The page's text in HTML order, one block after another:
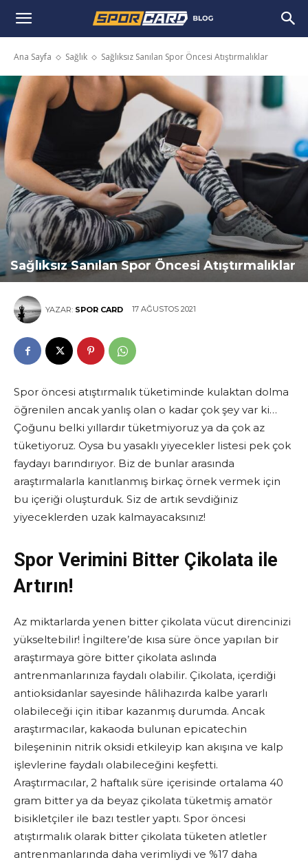
Ana Sayfa Sağlık Sağlıksız Sanılan Spor Öncesi Atıştırmalıklar
Sağlıksız Sanılan Spor Öncesi Atıştırmalıklar
YAZAR: SPOR CARD 17 AĞUSTOS 2021
Spor öncesi atıştırmalık tüketiminde kulaktan dolma
öğrenilen ancak yanlış olan o kadar çok şey var ki…
Çoğunu belki yıllardır tüketmiyoruz ya da çok az
tüketiyoruz. Oysa bu yasaklı yiyecekler listesi pek çok
faydayı barındırıyor. Biz de bunlar arasında
araştırmalarla kanıtlanmış birkaç örnek vermek için
bu içeriği oluşturduk. Siz de artık sevdiğiniz
yiyeceklerden uzak kalmayacaksınız!
Spor Verimini Bitter Çikolata ile
Artırın!
Az miktarlarda yenen bitter çikolata vücut direncinizi
yükseltebilir! İngiltere’de kısa süre önce yapılan bir
araştırmaya göre bitter çikolata aslında
antrenmanlarınıza faydalı olabilir. Çikolata, içerdiği
antioksidanlar sayesinde hâlihazırda kalbe yararlı
olabileceği için itibar kazanmış durumda. Ancak
araştırmacılar, kakaoda bulunan epicatechin
bileşeninin nitrik oksidi etkileyip kan akışına ve kalp
işlevlerine faydalı olabileceğini keşfetti.
Araştırmacılar, 2 haftalık süre içerisinde ortalama 40
gram bitter ya da beyaz çikolata tüketmiş amatör
bisikletçiler ile bazı testler yaptı. Spor öncesi
atıştırmalık olarak bitter çikolata tüketen atletler
antrenmanlarında daha verimliydi ve %17 daha